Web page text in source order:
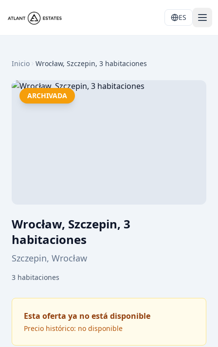
ES
Inicio Wrocław, Szczepin, 3 habitaciones
ARCHIVADA
Wrocław, Szczepin, 3
habitaciones
Szczepin, Wrocław
3 habitaciones
Esta oferta ya no está disponible
Precio histórico: no disponible